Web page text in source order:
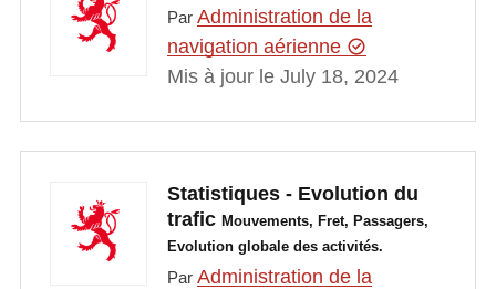
Par Administration de la
navigation aérienne
Mis à jour le July 18, 2024
Statistiques - Evolution du
trafic Mouvements, Fret, Passagers,
Evolution globale des activités.
Par Administration de la